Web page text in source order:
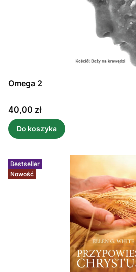
Omega 2
Cena
40,00 zł
Do koszyka
Bestseller
Nowość